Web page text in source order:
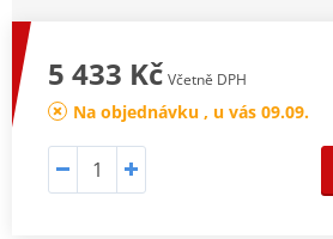
5 433 Kč Včetně DPH
Na objednávku , u vás 09.09.